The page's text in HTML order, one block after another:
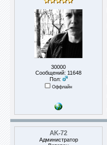
30000
Сообщений: 11648
Пол:
Оффлайн
AK-72
Администратор